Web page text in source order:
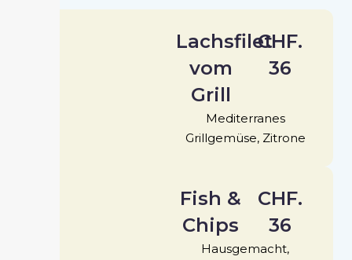
Lachsfilet
vom
Grill
CHF.
36
Mediterranes
Grillgemüse, Zitrone
Fish &
Chips
CHF.
36
Hausgemacht,